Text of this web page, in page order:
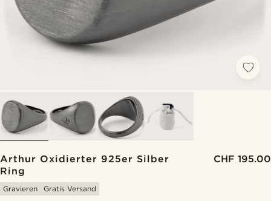
Arthur Oxidierter 925er Silber
Ring
CHF 195.00
Gravieren Gratis Versand